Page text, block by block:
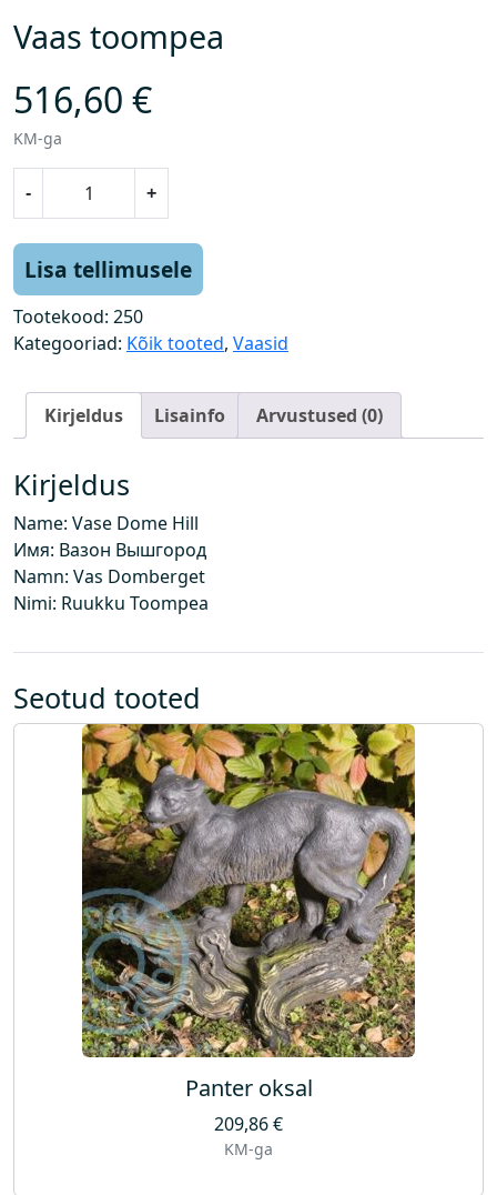
Vaas toompea
516,60 €
KM-ga
-
t
o
o
a
k
o
g
u
s
+
Lisa tellimusele
Tootekood: 250
Kategooriad: Kõik tooted, Vaasid
Kirjeldus Lisainfo Arvustused (0)
Kirjeldus
Name: Vase Dome Hill
Имя: Вазон Вышгород
Namn: Vas Domberget
Nimi: Ruukku Toompea
Seotud tooted
Panter oksal
209,86€
KM-ga